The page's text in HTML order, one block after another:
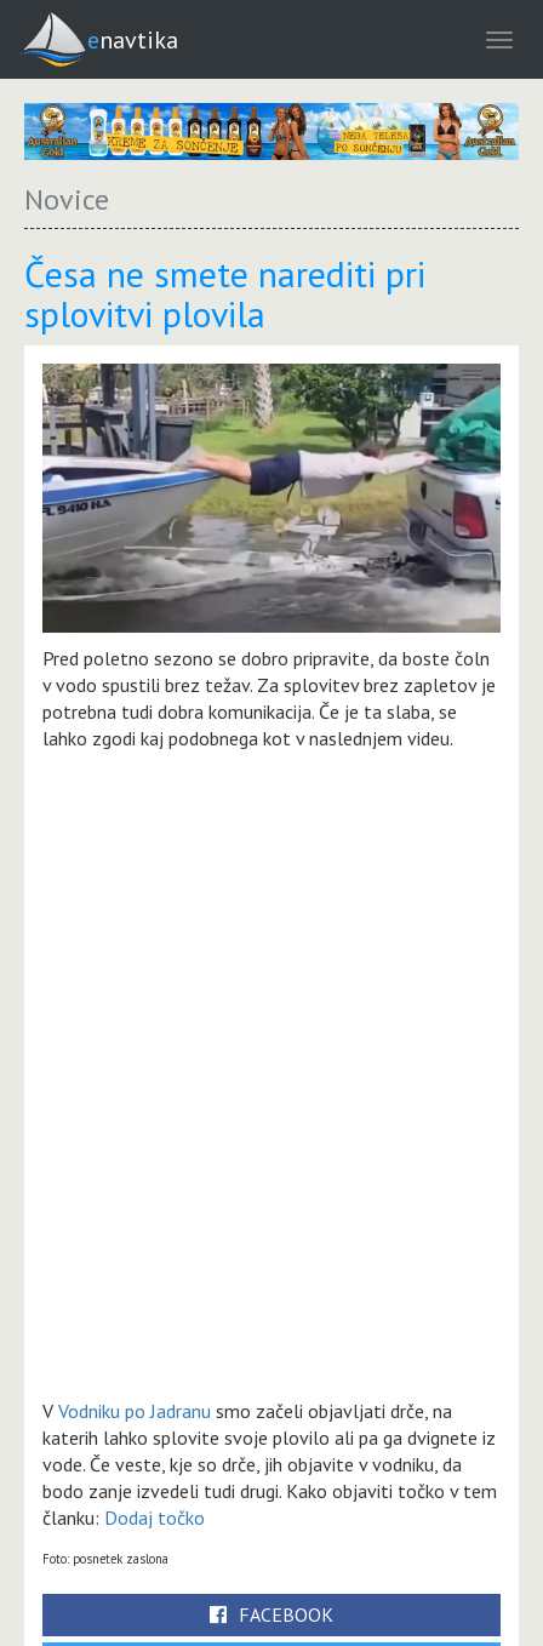
enavtika
Novice
Česa ne smete narediti pri
splovitvi plovila
Pred poletno sezono se dobro pripravite, da boste čoln
v vodo spustili brez težav. Za splovitev brez zapletov je
potrebna tudi dobra komunikacija. Če je ta slaba, se
lahko zgodi kaj podobnega kot v naslednjem videu.
V Vodniku po Jadranu smo začeli objavljati drče, na
katerih lahko splovite svoje plovilo ali pa ga dvignete iz
vode. Če veste, kje so drče, jih objavite v vodniku, da
bodo zanje izvedeli tudi drugi. Kako objaviti točko v tem
članku: Dodaj točko
Foto: posnetek zaslona
FACEBOOK